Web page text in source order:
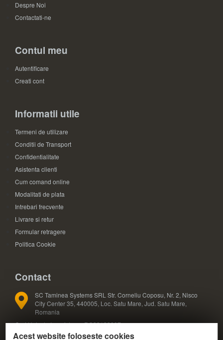
Despre Noi
Contactati-ne
Contul meu
Autentificare
Creati cont
Informatii utile
Termeni de utilizare
Conditii de Transport
Confidentialitate
Asistenta clienti
Cum comand online
Modalitati de plata
Intrebari frecvente
Livrare si retur
Formular retragere
Politica Cookie
Contact
SC Taminea Systems SRL Str. Corneliu Coposu, Nr. 2, Nisco
City Center 35, 440005, Loc. Satu Mare, Jud. Satu Mare,
Romania
Cod Unic de Inregistrare: RO33133887
Registrul Comertului: J30/327/2014
Acest website foloseste cookies